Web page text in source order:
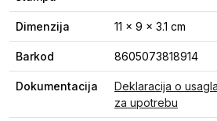
Dimenzija 11 x 9 x 3.1 cm
Barkod 8605073818914
Dokumentacija Deklaracija o
za upotrebu